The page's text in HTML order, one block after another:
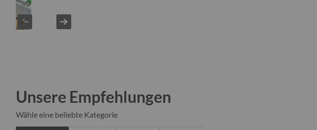
Unsere Empfehlungen
Wähle eine beliebte Kategorie